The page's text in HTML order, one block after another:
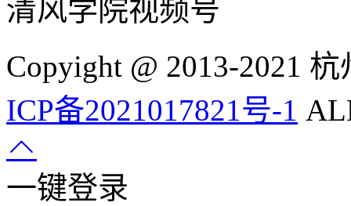
清风学院视频号
Copyight @ 2013-2021
ICP备2021017821号-1
一键登录